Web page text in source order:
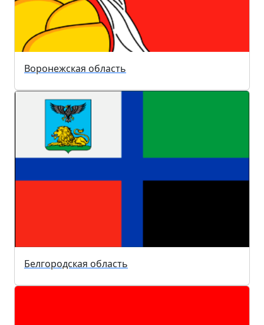
Воронежская область
Белгородская область